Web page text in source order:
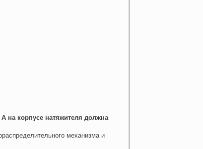
на корпусе натяжителя должна
механизма и